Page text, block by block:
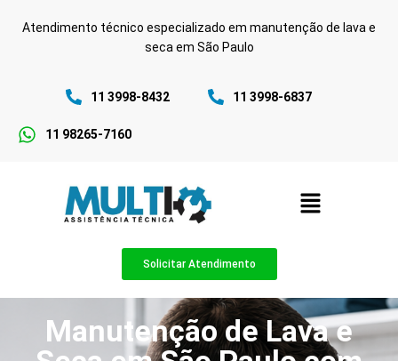
Atendimento técnico especializado em manutenção de lava e
seca em São Paulo
11 3998-8432 11 3998-6837
11 98265-7160
Solicitar Atendimento
Manutenção de Lava e